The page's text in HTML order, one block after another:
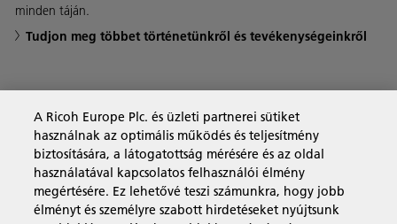
minden táján.
Tudjon meg többet történetünkről és tevékenységeinkről
Business Solutions
Termékek és szolgáltatások
A Ricoh Europe Plc. és üzleti partnerei sütiket
használnak az optimális működés és teljesítmény
biztosítására, a látogatottság mérésére és az oldal
használatával kapcsolatos felhasználói élmény
megértésére. Ez lehetővé teszi számunkra, hogy jobb
élményt és személyre szabott hirdetéseket nyújtsunk